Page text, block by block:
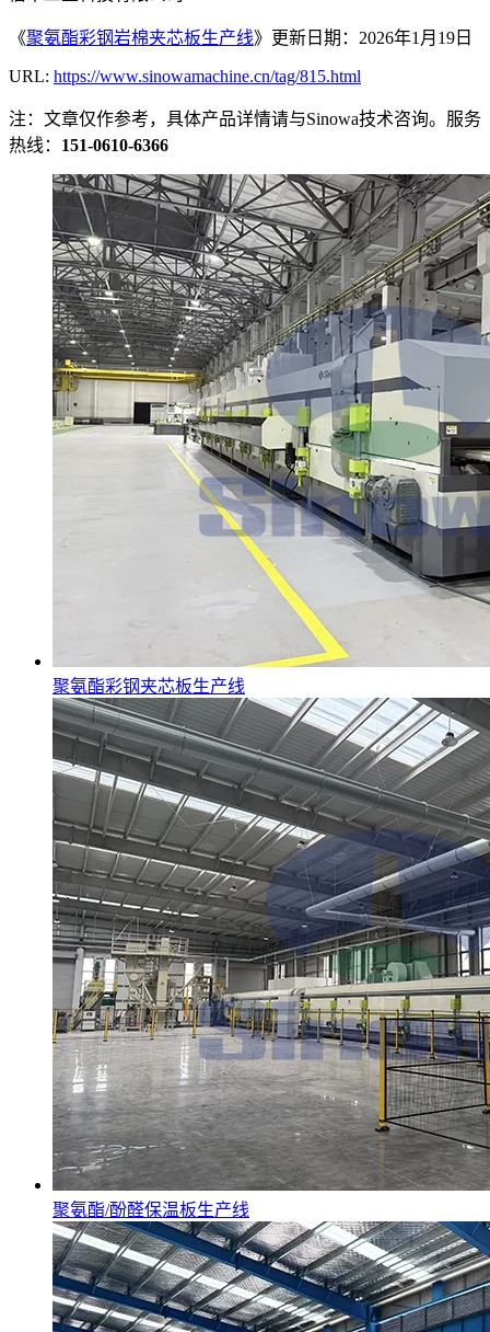
《聚氨酯彩钢岩棉夹芯板生产线》更新日期：2026年1月19日
URL: https://www.sinowamachine.cn/tag/815.html
注：文章仅作参考，具体产品详情请与Sinowa技术咨询。服务
热线： 151-0610-6366
聚氨酯彩钢夹芯板生产线
聚氨酯/酚醛保温板生产线